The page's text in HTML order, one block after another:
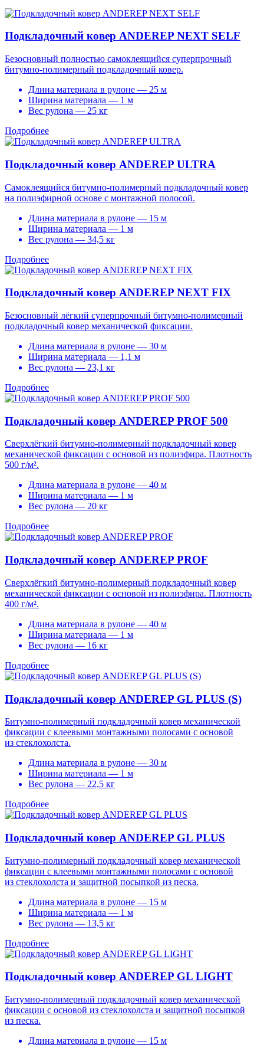
Подкладочный ковер ANDEREP NEXT SELF
Безосновный полностью самоклеящийся суперпрочный
битумно-полимерный подкладочный ковер.
Длина материала в рулоне — 25 м
Ширина материала — 1 м
Вес рулона — 25 кг
Подробнее
Подкладочный ковер ANDEREP ULTRA
Самоклеящийся битумно-полимерный подкладочный ковер
на полиэфирной основе с монтажной полосой.
Длина материала в рулоне — 15 м
Ширина материала — 1 м
Вес рулона — 34,5 кг
Подробнее
Подкладочный ковер ANDEREP NEXT FIX
Безосновный лёгкий суперпрочный битумно-полимерный
подкладочный ковер механической фиксации.
Длина материала в рулоне — 30 м
Ширина материала — 1,1 м
Вес рулона — 23,1 кг
Подробнее
Подкладочный ковер ANDEREP PROF 500
Сверхлёгкий битумно-полимерный подкладочный ковер
механической фиксации с основой из полиэфира. Плотность
500 г/м².
Длина материала в рулоне — 40 м
Ширина материала — 1 м
Вес рулона — 20 кг
Подробнее
Подкладочный ковер ANDEREP PROF
Сверхлёгкий битумно-полимерный подкладочный ковер
механической фиксации с основой из полиэфира. Плотность
400 г/м².
Длина материала в рулоне — 40 м
Ширина материала — 1 м
Вес рулона — 16 кг
Подробнее
Подкладочный ковер ANDEREP GL PLUS (S)
Битумно-полимерный подкладочный ковер механической
фиксации с клеевыми монтажными полосами с основой
из стеклохолста.
Длина материала в рулоне — 30 м
Ширина материала — 1 м
Вес рулона — 22,5 кг
Подробнее
Подкладочный ковер ANDEREP GL PLUS
Битумно-полимерный подкладочный ковер механической
фиксации с клеевыми монтажными полосами с основой
из стеклохолста и защитной посыпкой из песка.
Длина материала в рулоне — 15 м
Ширина материала — 1 м
Вес рулона — 13,5 кг
Подробнее
Подкладочный ковер ANDEREP GL LIGHT
Битумно-полимерный подкладочный ковер механической
фиксации с основой из стеклохолста и защитной посыпкой
из песка.
Длина материала в рулоне — 15 м